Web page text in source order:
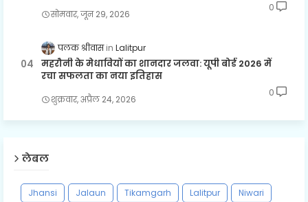
सोमवार, जून 29, 2026
0
पलक श्रीवास Lalitpur
महरौनी के मेधावियों का शानदार जलवा: यूपी बोर्ड 2026 में
रचा सफलता का नया इतिहास
शुक्रवार, अप्रैल 24, 2026
0
लेबल
Jhansi Jalaun Tikamgarh Lalitpur
Niwari